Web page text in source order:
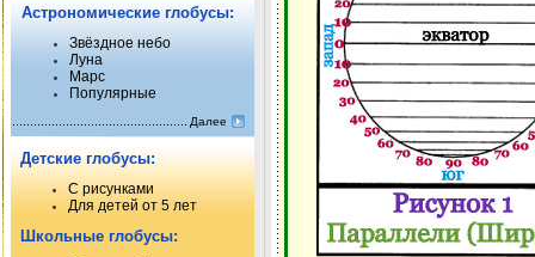
Астрономические глобусы:
Звёздное небо
Луна
Марс
Популярные
Далее
Детские глобусы:
С рисунками
Для детей от 5 лет
Школьные глобусы: